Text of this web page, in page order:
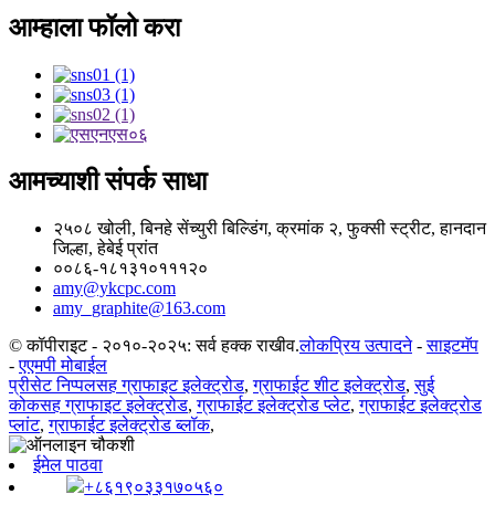
आम्हाला फॉलो करा
आमच्याशी संपर्क साधा
२५०८ खोली, बिनहे सेंच्युरी बिल्डिंग, क्रमांक २, फुक्सी स्ट्रीट, हानदान
जिल्हा, हेबेई प्रांत
००८६-१८१३१०१११२०
amy@ykcpc.com
amy_graphite@163.com
© कॉपीराइट - २०१०-२०२५: सर्व हक्क राखीव.लोकप्रिय उत्पादने-साइटमॅप
-एएमपी मोबाईल
प्रीसेट निप्पलसह ग्राफाइट इलेक्ट्रोड,ग्राफाईट शीट इलेक्ट्रोड,सुई
कोकसह ग्राफाइट इलेक्ट्रोड,ग्राफाईट इलेक्ट्रोड प्लेट,ग्राफाईट इलेक्ट्रोड
प्लांट,ग्राफाईट इलेक्ट्रोड ब्लॉक,
ईमेल पाठवा
+८६१९०३३१७०५६०